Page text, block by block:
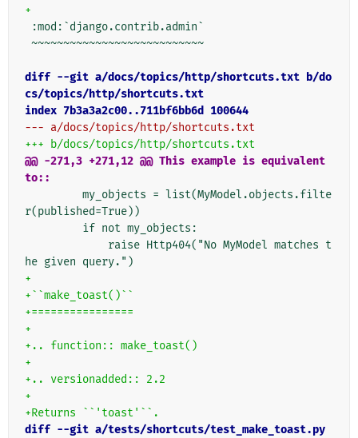
+
~~~~~~~~~~~~~~~~~~~~~~~~~~~
diff --git a/docs/topics/http/shortcuts.txt b/do
cs/topics/http/shortcuts.txt
index 7b3a3a2c00..711bf6bb6d 100644
--- a/docs/topics/http/shortcuts.txt
+++ b/docs/topics/http/shortcuts.txt
@@ -271,3 +271,12 @@ This example is equivalent
to::
        my_objects = list(MyModel.objects.filte
            raise Http404("No MyModel matches t
+
+``make_toast()``
+================
+
+.. function:: make_toast()
+
+.. versionadded:: 2.2
+
+Returns ``'toast'``.
diff --git a/tests/shortcuts/test_make_toast.py